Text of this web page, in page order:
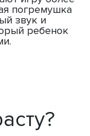
погремушка
звук и
ребенок